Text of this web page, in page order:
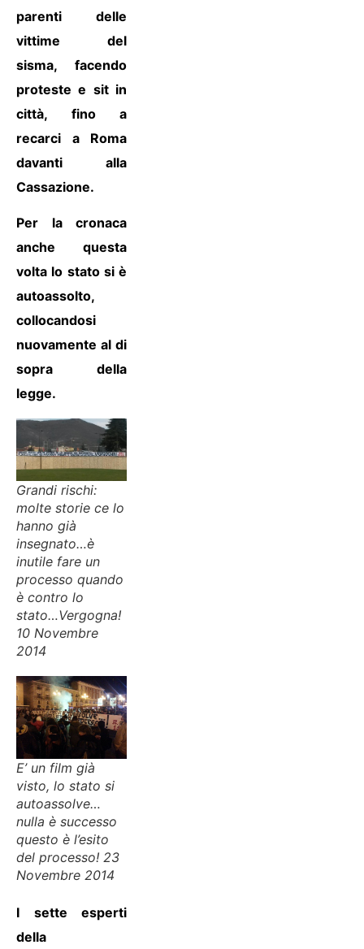
parenti delle
vittime del
sisma, facendo
proteste e sit in
città, fino a
recarci a Roma
davanti alla
Cassazione.
Per la cronaca
anche questa
volta lo stato si è
autoassolto,
collocandosi
nuovamente al di
sopra della
legge.
Grandi rischi:
molte storie ce lo
hanno già
insegnato…è
inutile fare un
processo quando
è contro lo
stato…Vergogna!
10 Novembre
2014
E’ un film già
visto, lo stato si
autoassolve…
nulla è successo
questo è l’esito
del processo! 23
Novembre 2014
I sette esperti
della